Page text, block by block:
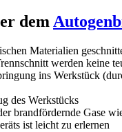
dem
Materialien
werden keine
ins Werkstück
des Werkstücks
brandfördernde Gase
ist leicht zu erlernen